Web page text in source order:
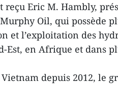
reçu Eric M. Hambly,
Oil, qui possède
et l’exploitation des
Est, en Afrique et dans
depuis 2012, le